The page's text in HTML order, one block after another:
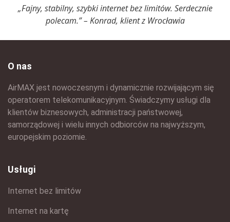
„Fajny, stabilny, szybki internet bez limitów. Serdecznie
polecam.” – Konrad, klient z Wrocławia
O nas
AirMAX jest nowoczesnym i dynamicznie rozwijającym się
operatorem telekomunikacyjnym. Świadczymy usługi dla
klientów biznesowych, administracji państwowej,
samorządowej i wielu innych odbiorców na najwyższym,
europejskim poziomie.
Usługi
Internet bez limitów
Internet na kartę